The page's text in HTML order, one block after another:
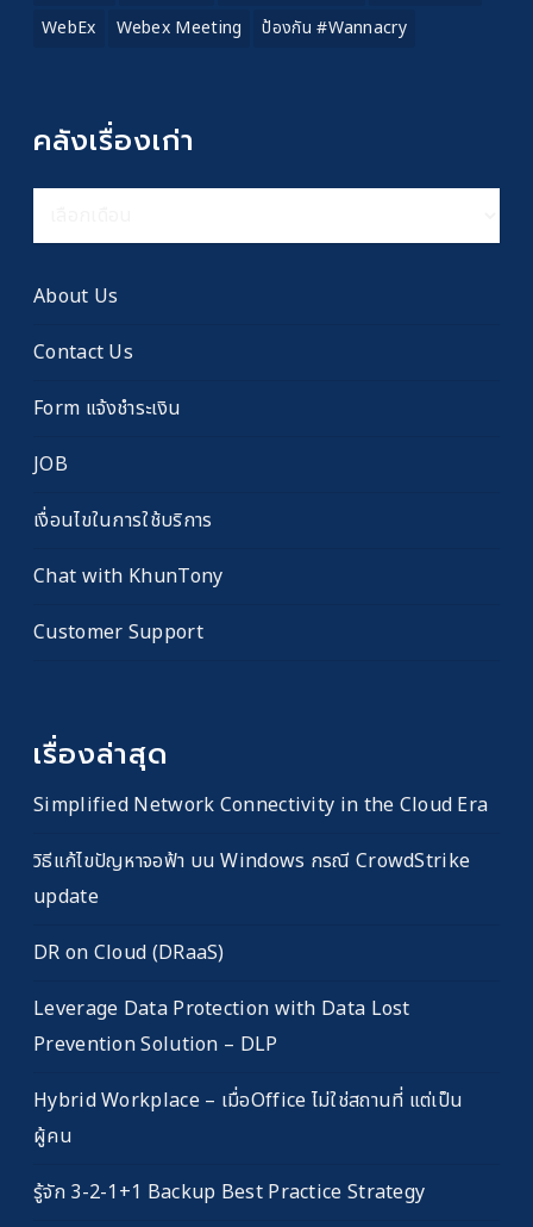
WebEx
Webex Meeting ป้องกัน #wannacry
คลังเรื่องเก่า
เรื่อง
About Us
Contact Us
Form แจ้งชำระเงิน
JOB
เงื่อนไขในการใช้บริการ
Chat with KhunTony
Customer Support
เรื่องล่าสุด
Simplified Network Connectivity in the Cloud Era
วิธีแก้ไขปัญหาจอฟ้า บน Windows กรณี CrowdStrike
update
DR on Cloud (DRaaS)
Leverage Data Protection with Data Lost
Prevention Solution – DLP
Hybrid Workplace – เมื่อOffice ไม่ใช่สถานที่ แต่เป็น
ผู้คน
รู้จัก 3-2-1+1 Backup Best Practice Strategy